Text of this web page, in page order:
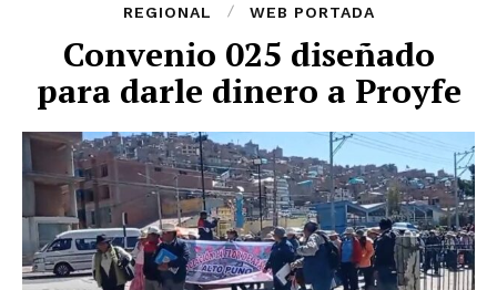
REGIONAL WEB PORTADA
Convenio 025 diseñado
para darle dinero a Proyfe